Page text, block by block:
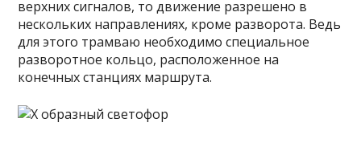
верхних сигналов, то движение разрешено в
нескольких направлениях, кроме разворота. Ведь
для этого трамваю необходимо специальное
разворотное кольцо, расположенное на
конечных станциях маршрута.